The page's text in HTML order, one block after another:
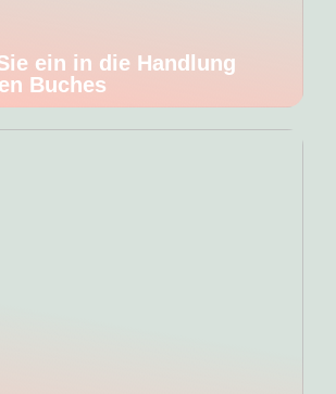
ein in die Handlung
Buches